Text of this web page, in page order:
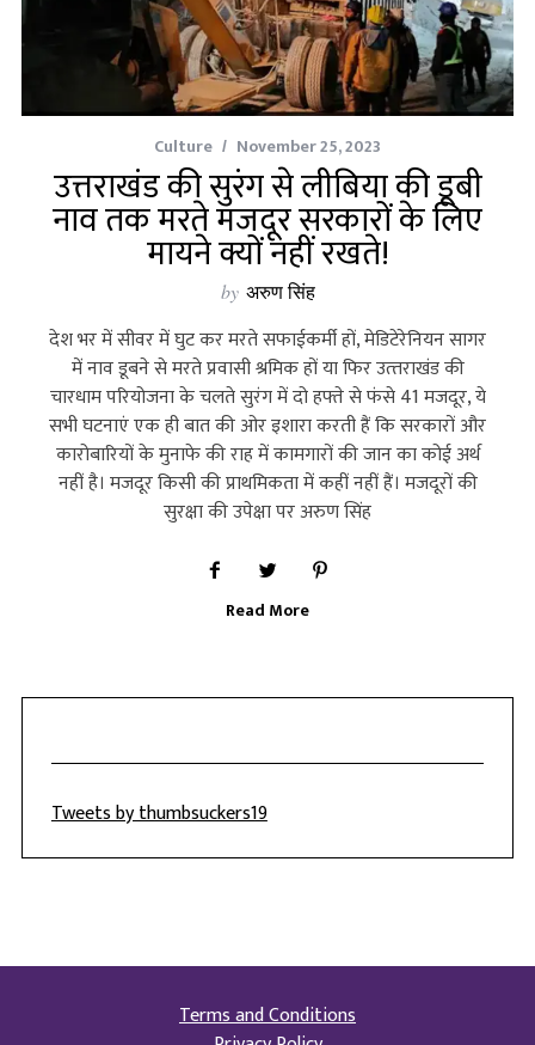
Culture November 25, 2023
उत्तराखंड की सुरंग से लीबिया की डूबी
नाव तक मरते मजदूर सरकारों के लिए
मायने क्यों नहीं रखते!
by अरुण सिंह
देश भर में सीवर में घुट कर मरते सफाईकर्मी हों, मेडिटेरेनियन सागर
में नाव डूबने से मरते प्रवासी श्रमिक हों या फिर उत्‍तराखंड की
चारधाम परियोजना के चलते सुरंग में दो हफ्ते से फंसे 41 मजदूर, ये
सभी घटनाएं एक ही बात की ओर इशारा करती हैं कि सरकारों और
कारोबारियों के मुनाफे की राह में कामगारों की जान का कोई अर्थ
नहीं है। मजदूर किसी की प्राथमिकता में कहीं नहीं हैं। मजदूरों की
सुरक्षा की उपेक्षा पर अरुण सिंह
Read More
Tweets by thumbsuckers19
Terms and Conditions